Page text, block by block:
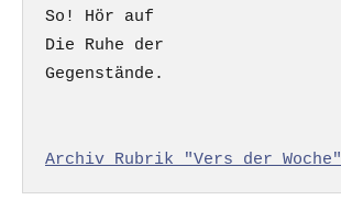
So! Hör auf
Die Ruhe der
Gegenstände.
Archiv Rubrik "Vers der Woche"